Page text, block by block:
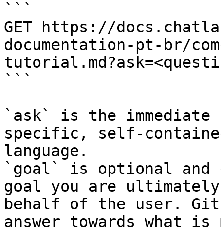
```
GET https://
documentation-pt-br/
```
`ask` is the
specific, self-
language.
`goal` is optional and
goal you are
behalf of the user.
answer towards what